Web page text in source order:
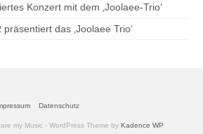
Konzert mit dem ‚Joolaee-Trio‘
das ‚Joolaee Trio‘
Datenschutz
my Music - WordPress Theme by Kadence WP